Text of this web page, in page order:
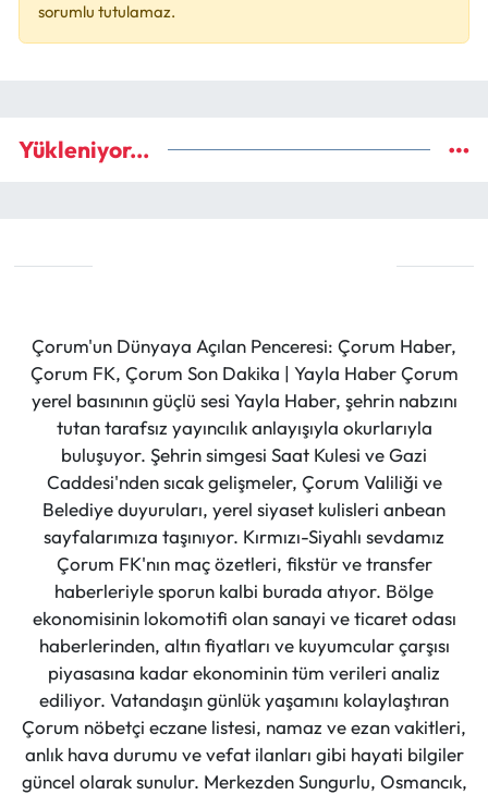
sorumlu tutulamaz.
Yükleniyor...
Çorum'un Dünyaya Açılan Penceresi: Çorum Haber,
Çorum FK, Çorum Son Dakika | Yayla Haber Çorum
yerel basınının güçlü sesi Yayla Haber, şehrin nabzını
tutan tarafsız yayıncılık anlayışıyla okurlarıyla
buluşuyor. Şehrin simgesi Saat Kulesi ve Gazi
Caddesi'nden sıcak gelişmeler, Çorum Valiliği ve
Belediye duyuruları, yerel siyaset kulisleri anbean
sayfalarımıza taşınıyor. Kırmızı-Siyahlı sevdamız
Çorum FK'nın maç özetleri, fikstür ve transfer
haberleriyle sporun kalbi burada atıyor. Bölge
ekonomisinin lokomotifi olan sanayi ve ticaret odası
haberlerinden, altın fiyatları ve kuyumcular çarşısı
piyasasına kadar ekonominin tüm verileri analiz
ediliyor. Vatandaşın günlük yaşamını kolaylaştıran
Çorum nöbetçi eczane listesi, namaz ve ezan vakitleri,
anlık hava durumu ve vefat ilanları gibi hayati bilgiler
güncel olarak sunulur. Merkezden Sungurlu, Osmancık,